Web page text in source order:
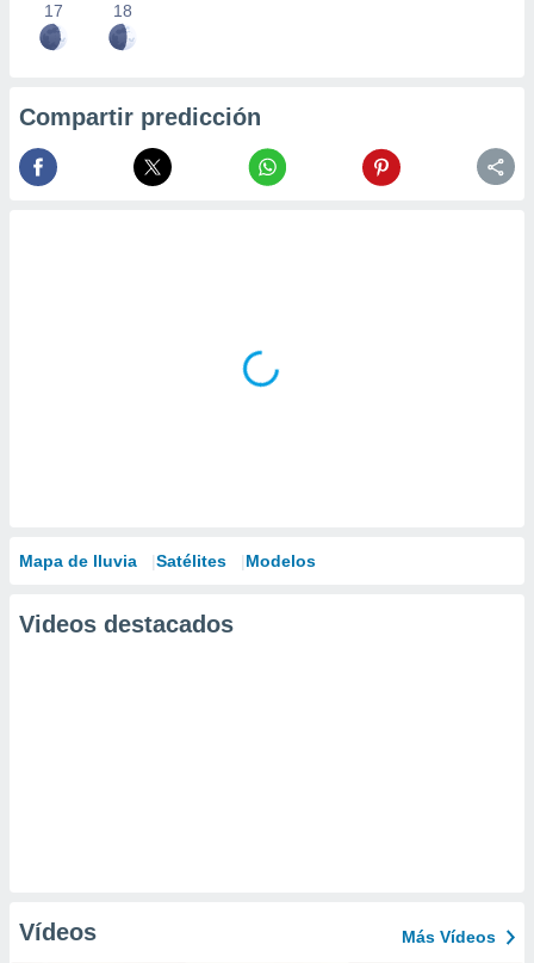
17 18
Compartir predicción
Mapa de lluvia Satélites Modelos
Videos destacados
Vídeos Más Vídeos